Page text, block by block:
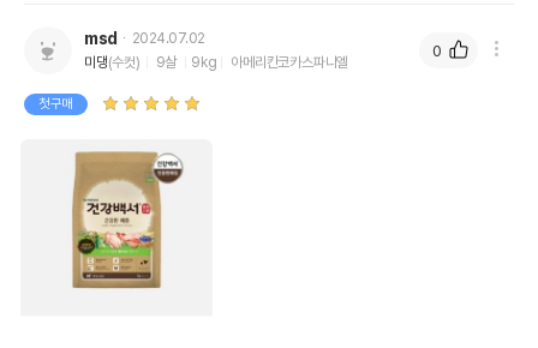
msd
2024.07.02
미댕(수컷) 9살 9kg 아메리칸코카스파니엘
첫구매
0